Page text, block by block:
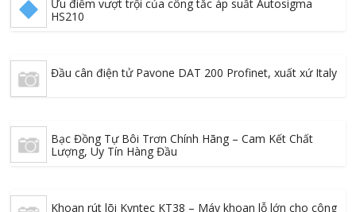
Ưu điểm vượt trội của công tắc áp suất Autosigma
HS210
Đầu cân điện tử Pavone DAT 200 Profinet, xuất xứ Italy
Bạc Đồng Tự Bôi Trơn Chính Hãng – Cam Kết Chất
Lượng, Uy Tín Hàng Đầu
Khoan rút lõi Kyntec KT38 – Máy khoan lỗ lớn cho công